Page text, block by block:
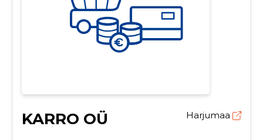
KARRO OÜ Harjumaa